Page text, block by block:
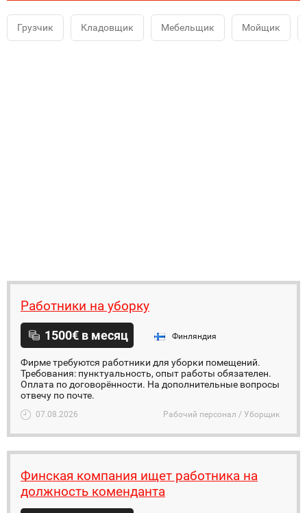
Грузчик Кладовщик Мебельщик Мойщик
Работники на уборку
1500€ в месяц Финляндия
Фирме требуются работники для уборки помещений.
Требования: пунктуальность, опыт работы обязателен.
Оплата по договорённости. На дополнительные вопросы
отвечу по почте.
07.08.2026 Рабочий персонал / Уборщик
Финская компания ищет работника на
должность коменданта